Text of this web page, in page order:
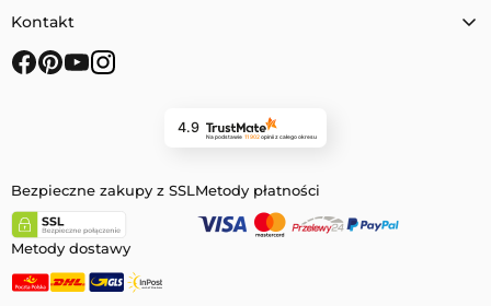
Kontakt
4.9
Na podstawie 11 902opiniiz całego okresu
Bezpieczne zakupy z SSLMetody płatności
Metody dostawy